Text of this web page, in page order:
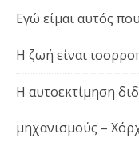
Εγώ είμαι αυτός
Η ζωή είναι
Η αυτοεκτίμηση
μηχανισμούς –